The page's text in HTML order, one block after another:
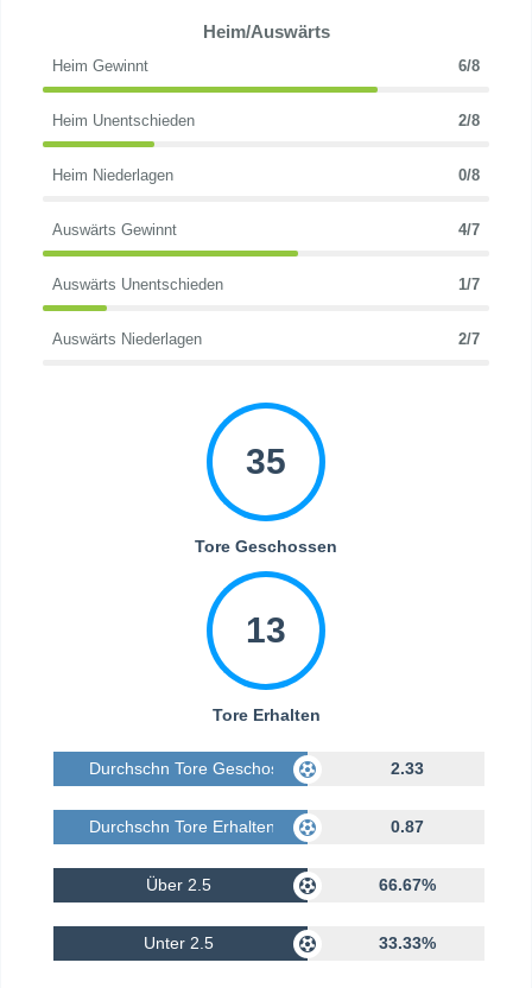
Heim/Auswärts
Heim Gewinnt 6/8
Heim Unentschieden 2/8
Heim Niederlagen 0/8
Auswärts Gewinnt 4/7
Auswärts Unentschieden 1/7
Auswärts Niederlagen 2/7
35
Tore Geschossen
13
Tore Erhalten
Durchschn Tore Geschossen 2.33
Durchschn Tore Erhalten 0.87
Über 2.5 66.67%
Unter 2.5 33.33%